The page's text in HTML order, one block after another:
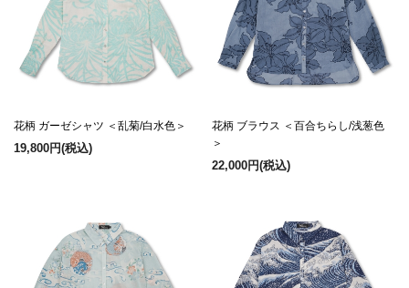
花柄 ガーゼシャツ ＜乱菊/白水色＞
19,800円(税込)
花柄 ブラウス ＜百合ちらし/浅葱色
＞
22,000円(税込)